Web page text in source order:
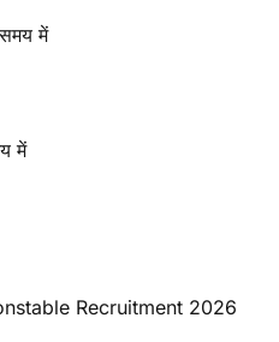
समय में
में
Recruitment 2026